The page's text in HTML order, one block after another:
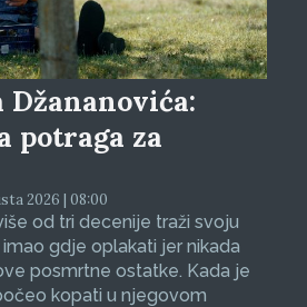
Džananovića:
potraga za
2026 | 08:00
od tri decenije traži svoju
gdje oplakati jer nikada
posmrtne ostatke. Kada je
kopati u njegovom